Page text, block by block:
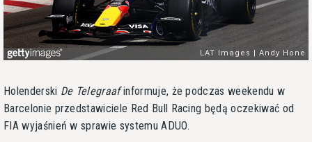
Holenderski De Telegraafinformuje, że podczas weekendu w
Barcelonie przedstawiciele Red Bull Racing będą oczekiwać od
FIA wyjaśnień w sprawie systemu ADUO.